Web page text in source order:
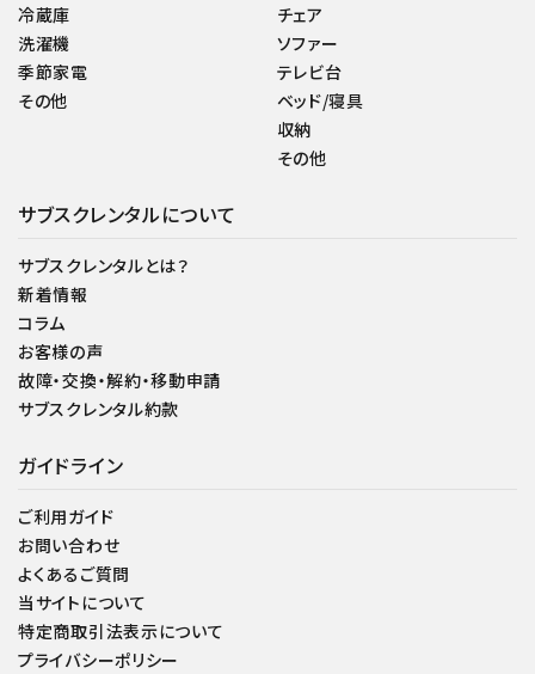
冷蔵庫
洗濯機
季節家電
その他
チェア
ソファー
テレビ台
ベッド/寝具
収納
その他
サブスクレンタルについて
サブスクレンタルとは？
新着情報
コラム
お客様の声
故障・交換・解約・移動申請
サブスクレンタル約款
ガイドライン
ご利用ガイド
お問い合わせ
よくあるご質問
当サイトについて
特定商取引法表示について
プライバシーポリシー